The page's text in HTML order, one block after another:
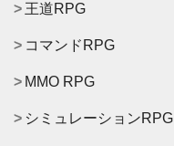
王道RPG
コマンドRPG
MMO RPG
シミュレーションRPG